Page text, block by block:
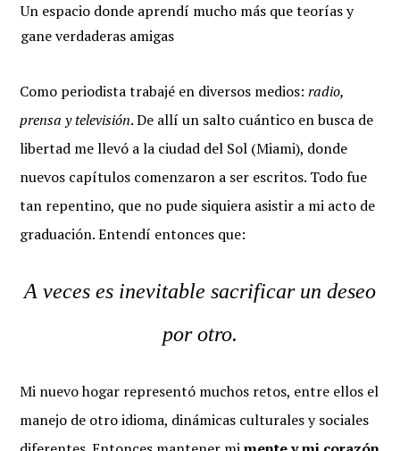
Un espacio donde aprendí mucho más que teorías y
gane verdaderas amigas
Como periodista trabajé en diversos medios:radio,
prensa y televisión. De allí un salto cuántico en busca de
libertad me llevó a la ciudad del Sol (Miami), donde
nuevos capítulos comenzaron a ser escritos. Todo fue
tan repentino, que no pude siquiera asistir a mi acto de
graduación. Entendí entonces que:
A veces es inevitable sacrificar un deseo
por otro.
Mi nuevo hogar representó muchos retos, entre ellos el
manejo de otro idioma, dinámicas culturales y sociales